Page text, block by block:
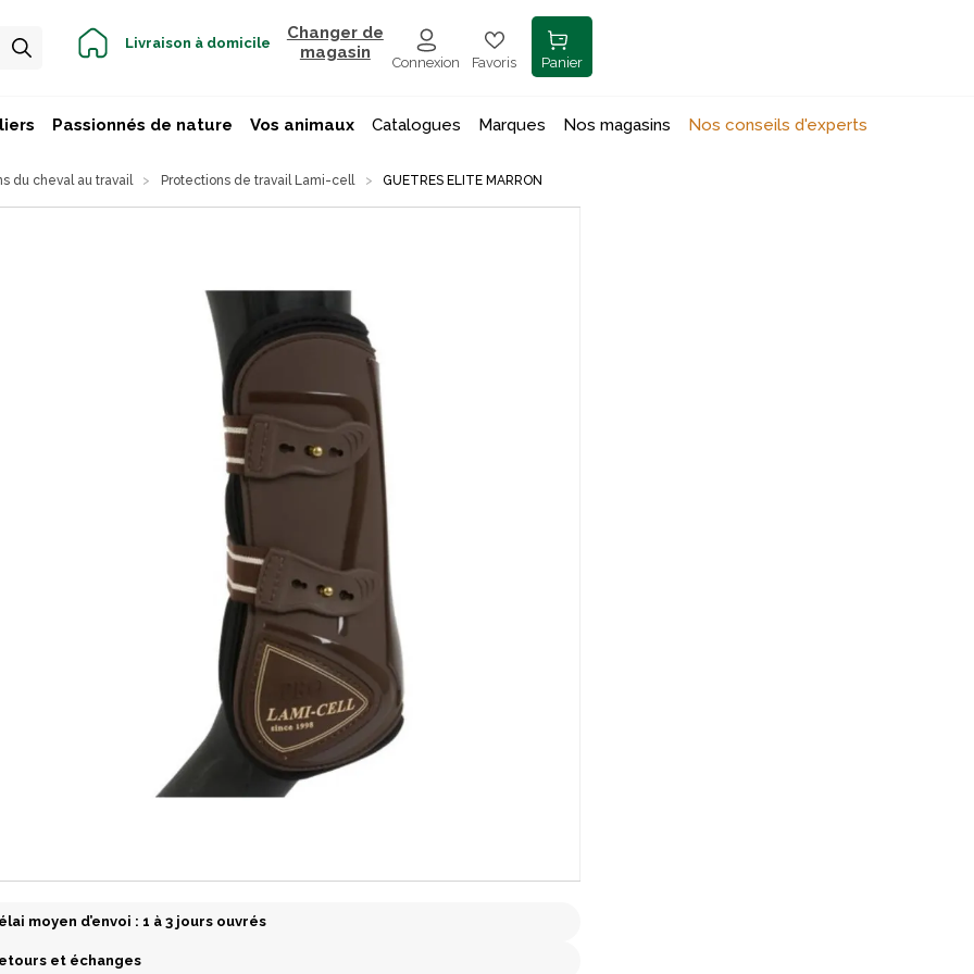
Livraison à domicile
Changer de
magasin
Connexion Favoris Panier
Passionnés de nature Vos animaux Catalogues Marques Nos magasins Nos conseils d'experts
du cheval au travail Protections de travail Lami-cell GUETRES ELITE MARRON
moyen d’envoi : 1 à 3 jours ouvrés
et échanges